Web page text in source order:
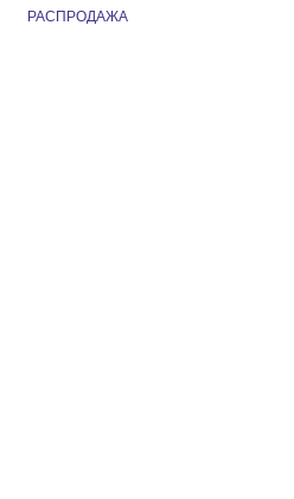
РАСПРОДАЖА